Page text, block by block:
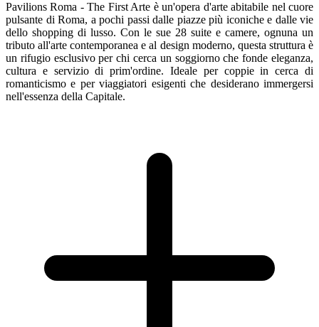
Pavilions Roma - The First Arte è un'opera d'arte abitabile nel cuore
pulsante di Roma, a pochi passi dalle piazze più iconiche e dalle vie
dello shopping di lusso. Con le sue 28 suite e camere, ognuna un
tributo all'arte contemporanea e al design moderno, questa struttura è
un rifugio esclusivo per chi cerca un soggiorno che fonde eleganza,
cultura e servizio di prim'ordine. Ideale per coppie in cerca di
romanticismo e per viaggiatori esigenti che desiderano immergersi
nell'essenza della Capitale.